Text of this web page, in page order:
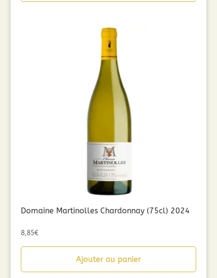
Domaine Martinolles Chardonnay (75cl) 2024
8,85€
Ajouter au panier